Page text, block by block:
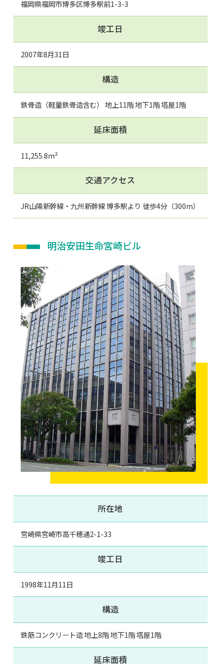
福岡県福岡市博多区博多駅前1-3-3
竣工日
2007年8月31日
構造
鉄骨造（軽量鉄骨造含む） 地上11階 地下1階 塔屋1階
延床面積
11,255.8m²
交通アクセス
JR山陽新幹線・九州新幹線 博多駅より 徒歩4分（300m）
明治安田生命宮崎ビル
所在地
宮崎県宮崎市高千穂通2-1-33
竣工日
1998年11月11日
構造
鉄筋コンクリート造 地上8階 地下1階 塔屋1階
延床面積